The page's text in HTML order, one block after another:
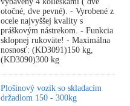
otočné, dve pevné). - Vyrobené z
ocele najvyššej kvality s
práškovým nástrekom. - Funkcia
sklopnej rukoväte! - Maximálna
nosnosť: (KD3091)150 kg,
(KD3090)300 kg
Plošinový vozík so skladacím
držadlom 150 - 300kg